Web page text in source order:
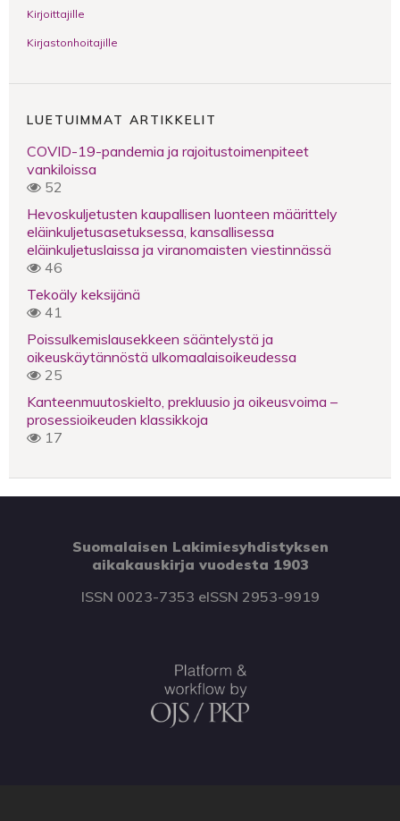
Kirjoittajille
Kirjastonhoitajille
LUETUIMMAT ARTIKKELIT
COVID-19-pandemia ja rajoitustoimenpiteet
vankiloissa
52
Hevoskuljetusten kaupallisen luonteen määrittely
eläinkuljetusasetuksessa, kansallisessa
eläinkuljetuslaissa ja viranomaisten viestinnässä
46
Tekoäly keksijänä
41
Poissulkemislausekkeen sääntelystä ja
oikeuskäytännöstä ulkomaalaisoikeudessa
25
Kanteenmuutoskielto, prekluusio ja oikeusvoima –
prosessioikeuden klassikkoja
17
Suomalaisen Lakimiesyhdistyksen
aikakauskirja vuodesta 1903
ISSN 0023-7353 eISSN 2953-9919